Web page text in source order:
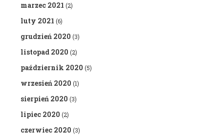
marzec 2021 (2)
luty 2021 (6)
grudzień 2020 (3)
listopad 2020 (2)
październik 2020 (5)
wrzesień 2020 (1)
sierpień 2020 (3)
lipiec 2020 (2)
czerwiec 2020 (3)